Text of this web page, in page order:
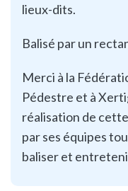
lieux-dits.
Balisé par un
Merci à la
Pédestre et à
réalisation de
par ses équipes
baliser et